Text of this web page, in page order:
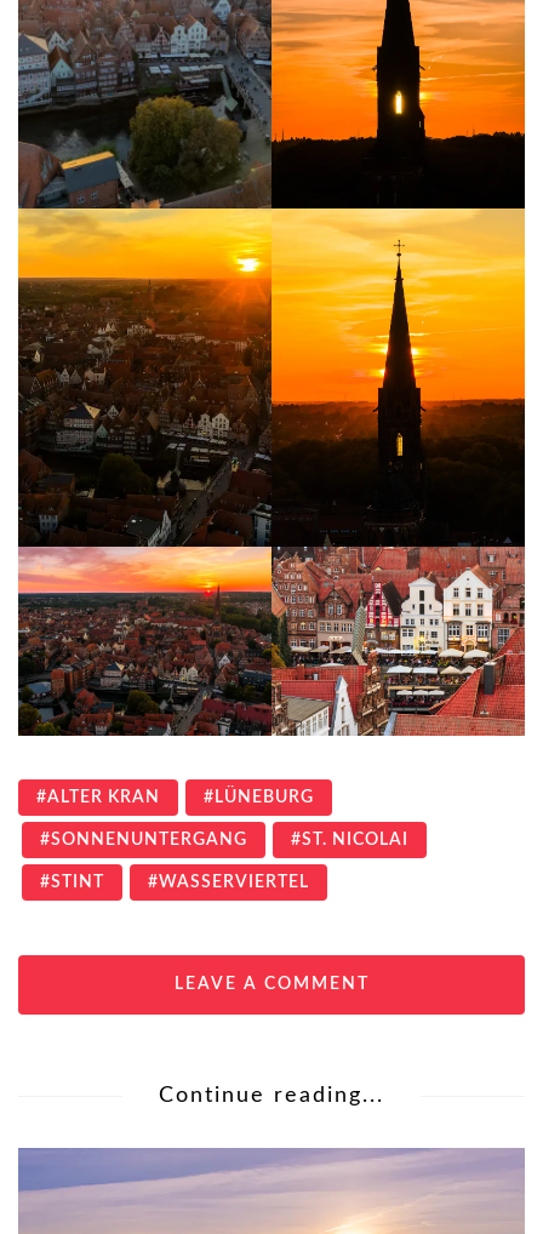
ALTER KRAN LÜNEBURG
SONNENUNTERGANG ST. NICOLAI
STINT WASSERVIERTEL
LEAVE A COMMENT
Continue reading...